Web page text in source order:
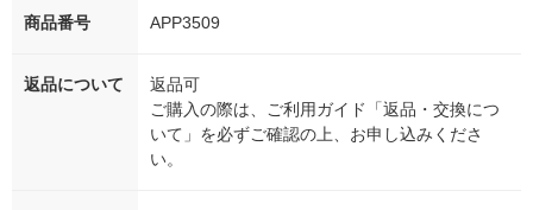
商品番号 APP3509
返品について
返品可
ご購入の際は、ご利用ガイド「返品・交換につ
いて」を必ずご確認の上、お申し込みくださ
い。